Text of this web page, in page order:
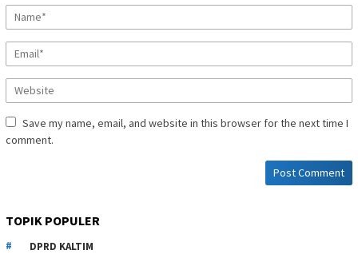
Save my name, email, and website in this browser for the next time I
comment.
TOPIK POPULER
DPRD KALTIM